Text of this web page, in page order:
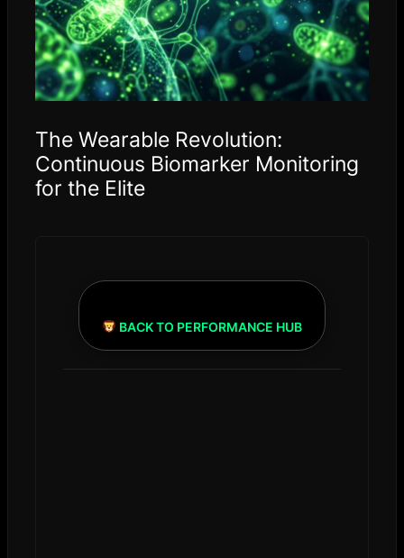
The Wearable Revolution:
Continuous Biomarker Monitoring
for the Elite
BACK TO PERFORMANCE HUB